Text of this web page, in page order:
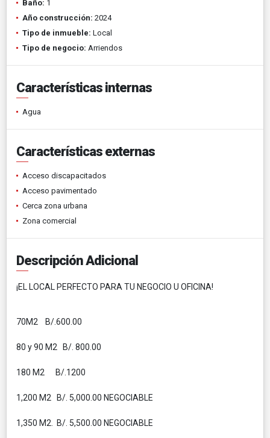
Baño: 1
Año construcción: 2024
Tipo de inmueble: Local
Tipo de negocio: Arriendos
Características internas
Agua
Características externas
Acceso discapacitados
Acceso pavimentado
Cerca zona urbana
Zona comercial
Descripción Adicional
¡EL LOCAL PERFECTO PARA TU NEGOCIO U OFICINA!
70M2 B/.600.00
80 y 90 M2 B/. 800.00
180 M2 B/.1200
1,200 M2 B/. 5,000.00 NEGOCIABLE
1,350 M2. B/. 5,500.00 NEGOCIABLE